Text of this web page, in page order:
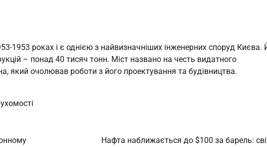
1953 роках і є однією з найвизначніших інженерних споруд Києва.
– понад 40 тисяч тонн. Міст названо на честь видатного
який очолював роботи з його проектування та будівництва.
Нафта наближається до $100 за барель: